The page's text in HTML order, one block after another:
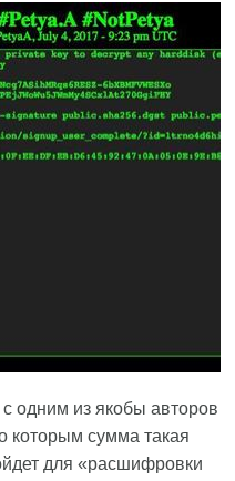
одним из якобы авторов
которым сумма такая
для «расшифровки